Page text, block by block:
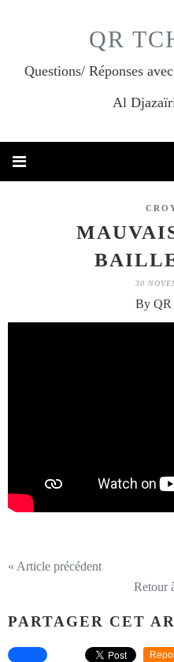
QR
Questions/ Réponses
30
By QR
« Article précédent
Retour
PARTAGER CET